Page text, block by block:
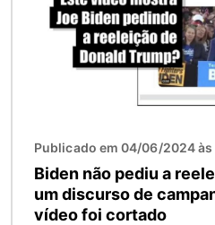
Publicado em 04/06/2024 às
Biden não pediu a
um discurso de
vídeo foi cortado